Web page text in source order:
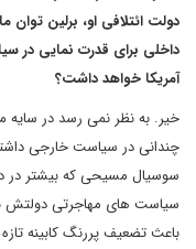
دولت ائتلافی او، برلین
داخلی برای قدرت نمایی در
آمریکا خواهد داشت؟
خیر. به نظر نمی رسد در سایه
چندانی در سیاست خارجی
سوسیال مسیحی که بیشتر در
سیاست های مهاجرتی دولتش
باعث تضعیف پررنگ کابینه